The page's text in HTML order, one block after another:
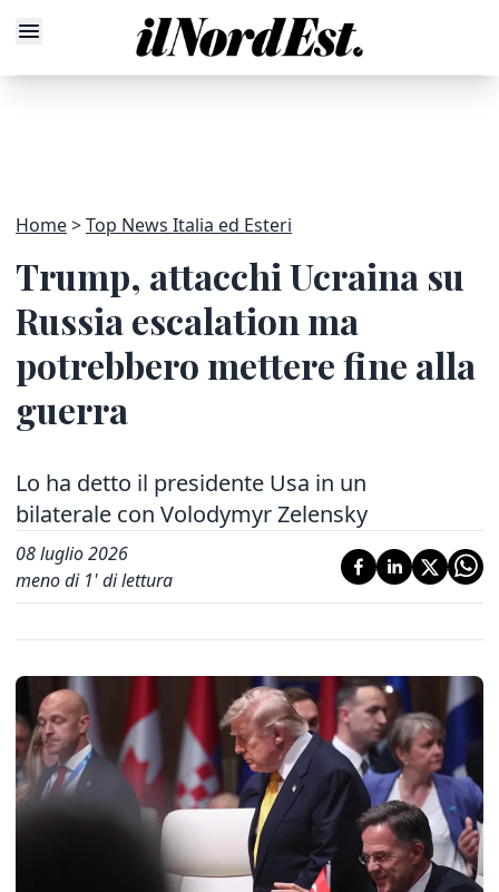
Home Top News Italia ed Esteri
Trump, attacchi Ucraina su
Russia escalation ma
potrebbero mettere fine alla
guerra
Lo ha detto il presidente Usa in un
bilaterale con Volodymyr Zelensky
08 luglio 2026
meno di 1' di lettura